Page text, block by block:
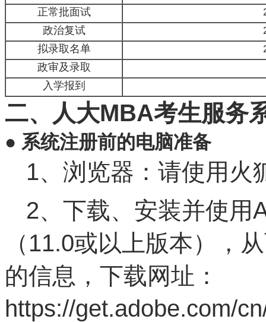
正常批面试
政治复试
拟录取名单
政审及录取
入学报到
二、人大MBA考生服务
● 系统注册前的电脑准备
1、浏览器：请使用火
2、下载、安装并使用
（11.0或以上版本），
的信息，下载网址：
https://get.adobe.com/